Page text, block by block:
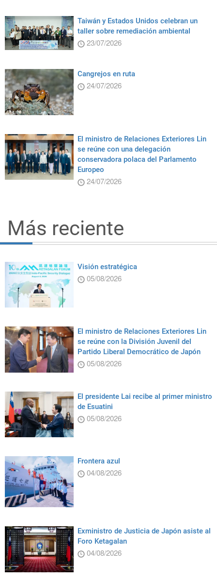
Taiwán y Estados Unidos celebran un
taller sobre remediación ambiental
23/07/2026
Cangrejos en ruta
24/07/2026
El ministro de Relaciones Exteriores Lin
se reúne con una delegación
conservadora polaca del Parlamento
Europeo
24/07/2026
Más reciente
Visión estratégica
05/08/2026
El ministro de Relaciones Exteriores Lin
se reúne con la División Juvenil del
Partido Liberal Democrático de Japón
05/08/2026
El presidente Lai recibe al primer ministro
de Esuatini
05/08/2026
Frontera azul
04/08/2026
Exministro de Justicia de Japón asiste al
Foro Ketagalan
04/08/2026